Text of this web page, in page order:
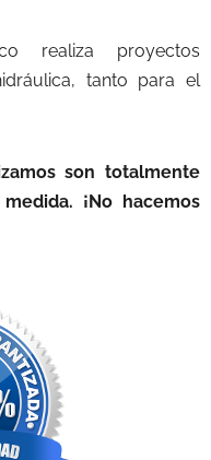
realiza proyectos
tanto para el
son totalmente
¡No hacemos